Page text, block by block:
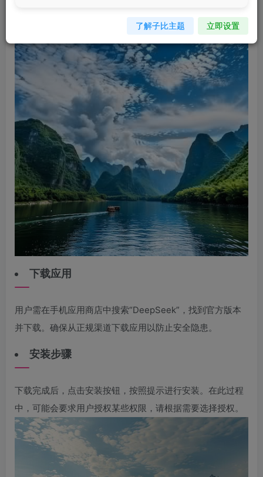
下载应用
用户需在手机应用商店中搜索“DeepSeek”，找到官方版本
并下载。确保从正规渠道下载应用以防止安全隐患。
安装步骤
下载完成后，点击安装按钮，按照提示进行安装。在此过程
中，可能会要求用户授权某些权限，请根据需要选择授权。
了解子比主题 立即设置